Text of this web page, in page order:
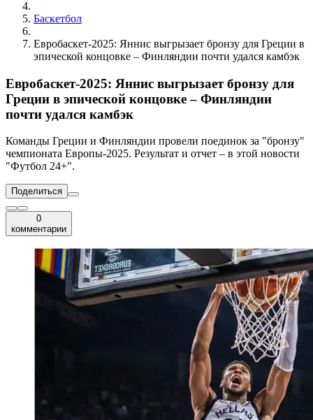
Баскетбол
Евробаскет-2025: Яннис выгрызает бронзу для Греции в
эпической концовке – Финляндии почти удался камбэк
Евробаскет-2025: Яннис выгрызает бронзу для
Греции в эпической концовке – Финляндии
почти удался камбэк
Команды Греции и Финляндии провели поединок за "бронзу"
чемпионата Европы-2025. Результат и отчет – в этой новости
"Футбол 24+".
Поделиться
0
комментарии